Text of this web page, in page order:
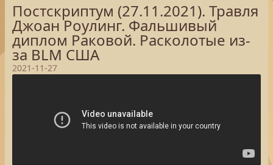
Постскриптум (27.11.2021). Травля
Джоан Роулинг. Фальшивый
диплом Раковой. Расколотые из-
за BLM США
2021-11-27